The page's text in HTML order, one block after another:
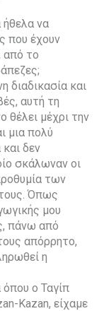
να
που έχουν
από το
διαδικασία και
αυτή τη
θέλει μέχρι την
μια πολύ
δεν
σκάλωναν οι
των
Όπως
μου
πάνω από
απόρρητο,
η
ο Ταγίπ
Kazan, είχαμε